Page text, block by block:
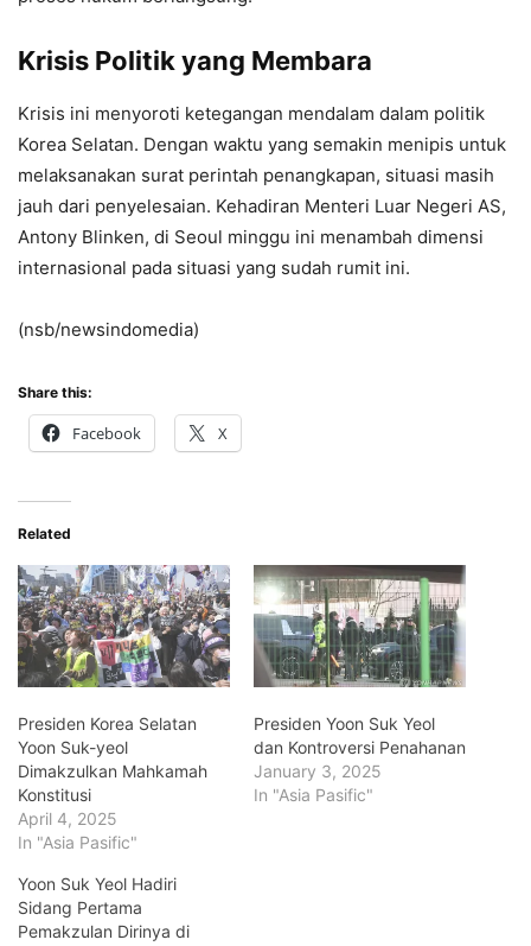
Krisis Politik yang Membara
Krisis ini menyoroti ketegangan mendalam dalam politik
Korea Selatan. Dengan waktu yang semakin menipis untuk
melaksanakan surat perintah penangkapan, situasi masih
jauh dari penyelesaian. Kehadiran Menteri Luar Negeri AS,
Antony Blinken, di Seoul minggu ini menambah dimensi
internasional pada situasi yang sudah rumit ini.
(nsb/newsindomedia)
Share this:
Facebook X
Related
Presiden Korea Selatan
Yoon Suk-yeol
Dimakzulkan Mahkamah
Konstitusi
April 4, 2025
In "Asia Pasific"
Presiden Yoon Suk Yeol
dan Kontroversi Penahanan
January 3, 2025
In "Asia Pasific"
Yoon Suk Yeol Hadiri
Sidang Pertama
Pemakzulan Dirinya di